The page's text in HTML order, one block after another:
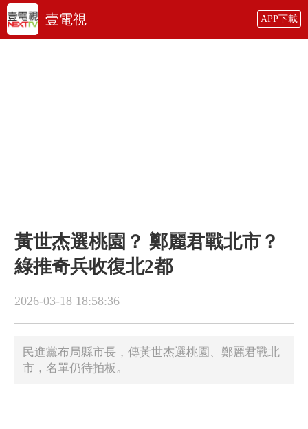
壹電視 APP下載
黃世杰選桃園？ 鄭麗君戰北市？
綠推奇兵收復北2都
2026-03-18 18:58:36
民進黨布局縣市長，傳黃世杰選桃園、鄭麗君戰北
市，名單仍待拍板。